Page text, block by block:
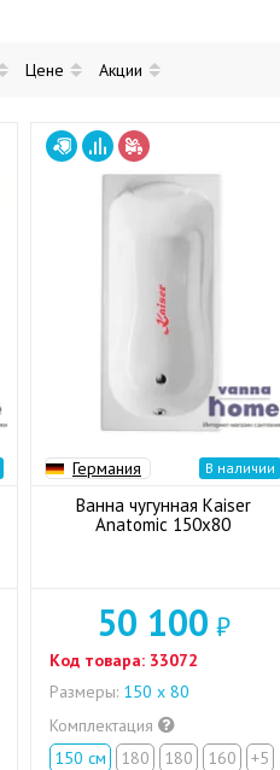
Цене Акции
Германия В наличии
Ванна чугунная Kaiser
Anatomic 150x80
50 100 ₽
Код товара: 33072
Размеры: 150 х 80
Комплектация
150 см
180 180 160
+5